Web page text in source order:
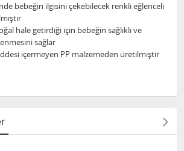
bebeğin ilgisini çekebilecek renkli eğlenceli
hale getirdiği için bebeğin sağlıklı ve
sağlar
içermeyen PP malzemeden üretilmiştir